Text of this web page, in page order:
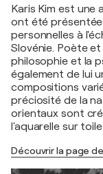
Karis Kim est
ont été
personnelles à
Slovénie. Poète et
philosophie et la
également de lui
compositions
préciosité de la
orientaux sont
l'aquarelle sur
Découvrir la page